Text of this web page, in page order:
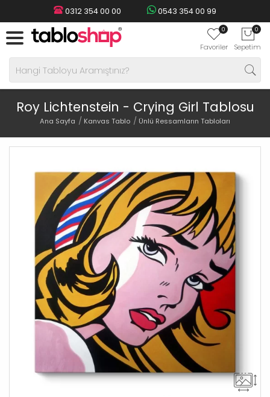
0312 354 00 00 0543 354 00 99
0
Favoriler
0
Sepetim
Roy Lichtenstein - Crying Girl Tablosu
Ana Sayfa Kanvas Tablo Ünlü Ressamların Tabloları